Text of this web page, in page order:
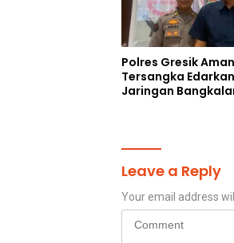
Polres Gresik
Tersangka
Jaringan
Leave a Reply
Your email address